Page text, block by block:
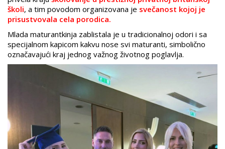
školi, a tim povodom organizovana je svečanost kojoj je
prisustvovala cela porodica.
Mlada maturantkinja zablistala je u tradicionalnoj odori i sa
specijalnom kapicom kakvu nose svi maturanti, simbolično
označavajući kraj jednog važnog životnog poglavlja.